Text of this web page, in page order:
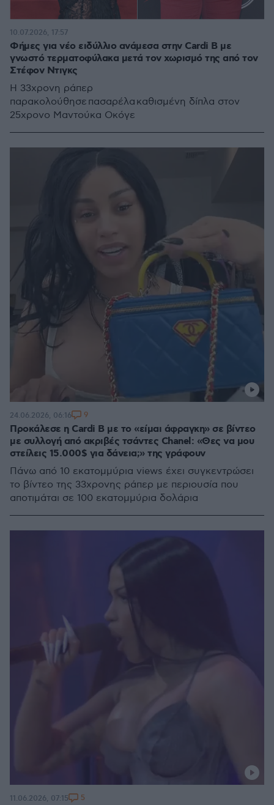
Φήμες για νέο ειδύλλιο ανάμεσα στην Cardi B με
γνωστό τερματοφύλακα μετά τον χωρισμό της από τον
Στέφον Ντιγκς
Η 33χρονη ράπερ
παρακολούθησε πασαρέλα καθισμένη δίπλα στον
25χρονο Μαντούκα Οκόγε
10.07.2026, 17:57
Προκάλεσε η Cardi B με το «είμαι άφραγκη» σε βίντεο
με συλλογή από ακριβές τσάντες Chanel: «Θες να μου
στείλεις 15.000$ για δάνεια;» της γράφουν
Πάνω από 10 εκατομμύρια views έχει συγκεντρώσει
το βίντεο της 33χρονης ράπερ με περιουσία που
αποτιμάται σε 100 εκατομμύρια δολάρια
24.06.2026, 06:16 9
11.06.2026, 07:15 5